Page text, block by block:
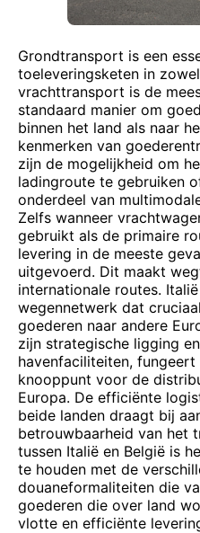
Grondtransport is een
toeleveringsketen in
vrachttransport is de
standaard manier om
binnen het land als naar
kenmerken van
zijn de mogelijkheid om
ladingroute te gebruiken
onderdeel van
Zelfs wanneer
gebruikt als de primaire
levering in de meeste
uitgevoerd. Dit maakt
internationale routes.
wegennetwerk dat
goederen naar andere
zijn strategische ligging
havenfaciliteiten,
knooppunt voor de
Europa. De efficiënte
beide landen draagt bij
betrouwbaarheid van het
tussen Italië en België is
te houden met de
douaneformaliteiten die
goederen die over land
vlotte en efficiënte